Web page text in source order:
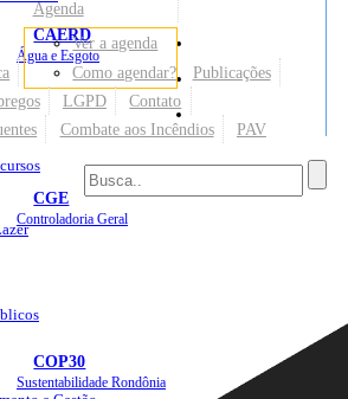
CAERD
Água e Esgoto
CGE
Controladoria Geral
COP30
Sustentabilidade Rondônia
Sites
Agenda
Ver a agenda
Como agendar?
Publicações
LGPD
Contato
Combate aos Incêndios PAV